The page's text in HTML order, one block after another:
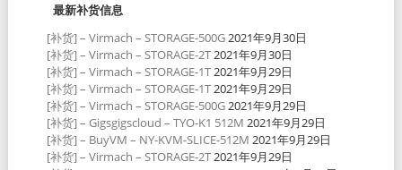
最新补货信息
[补货] – Virmach – STORAGE-500G2021年9月30日
[补货] – Virmach – STORAGE-2T2021年9月30日
[补货] – Virmach – STORAGE-1T2021年9月29日
[补货] – Virmach – STORAGE-1T2021年9月29日
[补货] – Virmach – STORAGE-500G2021年9月29日
[补货] – Gigsgigscloud – TYO-K1 512M 2021年9月29日
[补货] – BuyVM – NY-KVM-SLICE-512M 2021年9月29日
[补货] – Virmach – STORAGE-2T2021年9月29日